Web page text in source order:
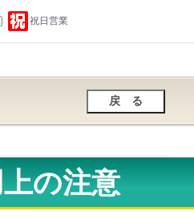
祝日営業
の注意